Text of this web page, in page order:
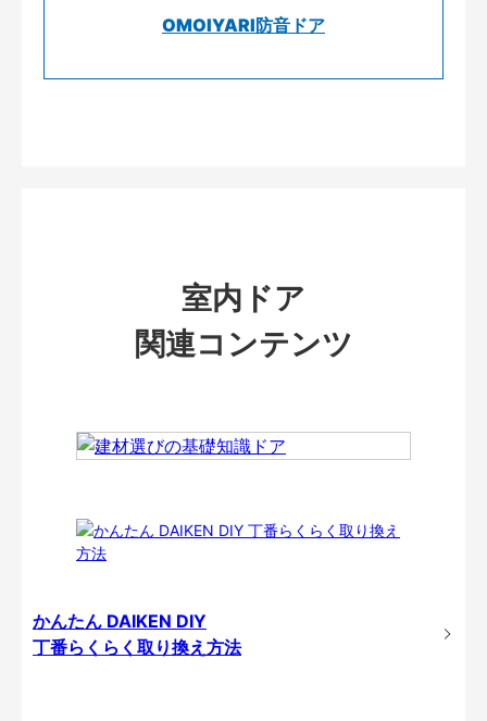
OMOIYARI防音ドア
室内ドア
関連コンテンツ
かんたん DAIKEN DIY
丁番らくらく取り換え方法